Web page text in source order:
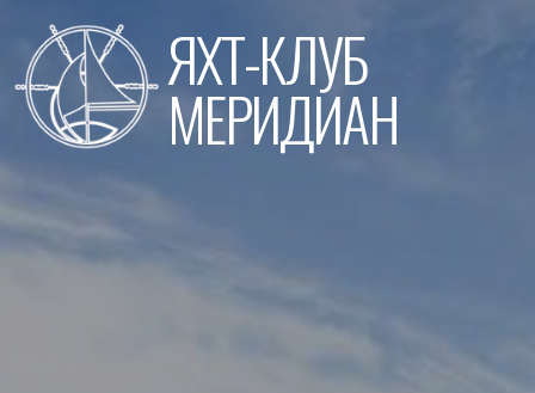
к
содержимому
ЯХТ-КЛУБ
МЕРИДИАН